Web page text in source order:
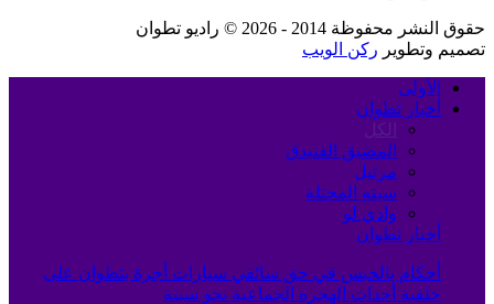
حقوق النشر محفوظة 2014 - 2026 © راديو تطوان
تصميم وتطوير ركن الويب
الأولى
أخبار تطوان
الكل
المضيق الفنيدق
مرتيل
سبته المحتلة
وادي لو
أخبار تطوان
أحكام بالحبس في حق سائقي سيارات أجرة بتطوان على
خلفية أحداث الهجرة الجماعية نحو سبتة